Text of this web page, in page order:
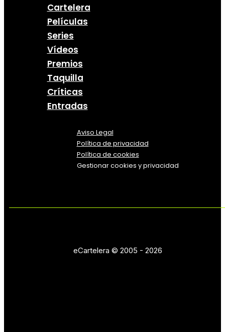
Cartelera
Películas
Series
Vídeos
Premios
Taquilla
Críticas
Entradas
Aviso Legal
Política de privacidad
Política de cookies
Gestionar cookies y privacidad
eCartelera © 2005 - 2026